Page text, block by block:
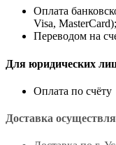
Оплата
Visa, MasterCard);
Переводом на
Для юридических
Оплата по счёту
Доставка